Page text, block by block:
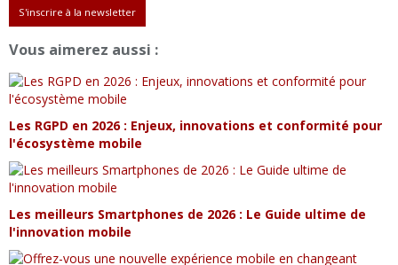
S'inscrire à la newsletter
Vous aimerez aussi :
Les RGPD en 2026 : Enjeux, innovations et conformité pour
l'écosystème mobile
Les meilleurs Smartphones de 2026 : Le Guide ultime de
l'innovation mobile